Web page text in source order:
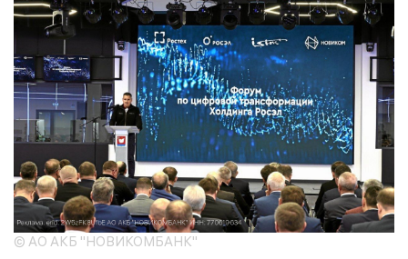
© АО АКБ "НОВИКОМБАНК"